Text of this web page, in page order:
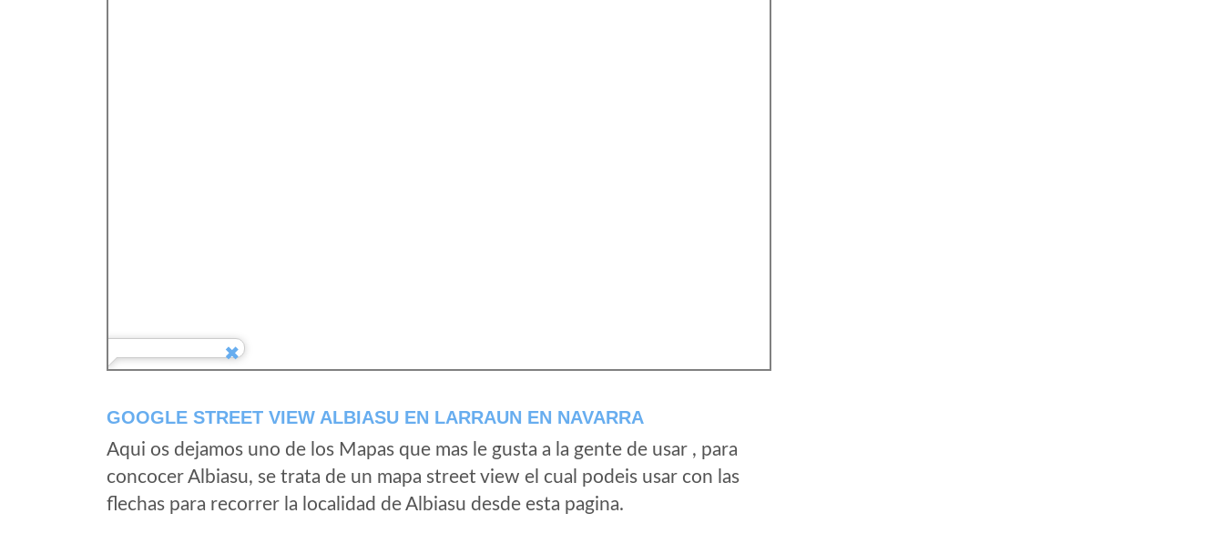
GOOGLE STREET VIEW ALBIASU EN LARRAUN EN NAVARRA
Aqui os dejamos uno de los Mapas que mas le gusta a la gente de usar , para
concocer Albiasu, se trata de un mapa street view el cual podeis usar con las
flechas para recorrer la localidad de Albiasu desde esta pagina.